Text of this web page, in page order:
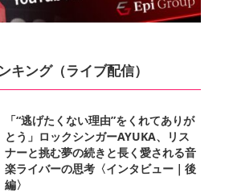
キング（ライブ配信）
「“逃げたくない理由”をくれてありが
とう」ロックシンガーAYUKA、リス
ナーと挑む夢の続きと長く愛される音
楽ライバーの思考〈インタビュー｜後
編〉